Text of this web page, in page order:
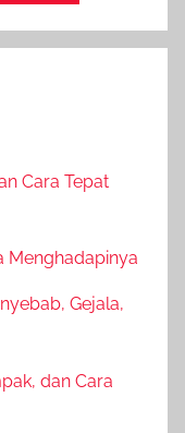
Cara Tepat
Menghadapinya
Gejala,
dan Cara